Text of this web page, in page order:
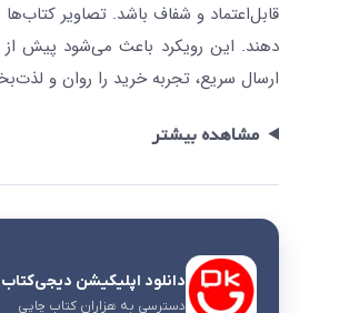
قابل‌اعتماد و شفاف باشد. تصاویر
دهند. این رویکرد باعث می‌شود پیش از
ارسال سریع، تجربه خرید را روان و
مشاهده بیشتر
دانلود اپلیکیشن دیجی‌کتاب
دسترسی به هزاران کتاب چاپی